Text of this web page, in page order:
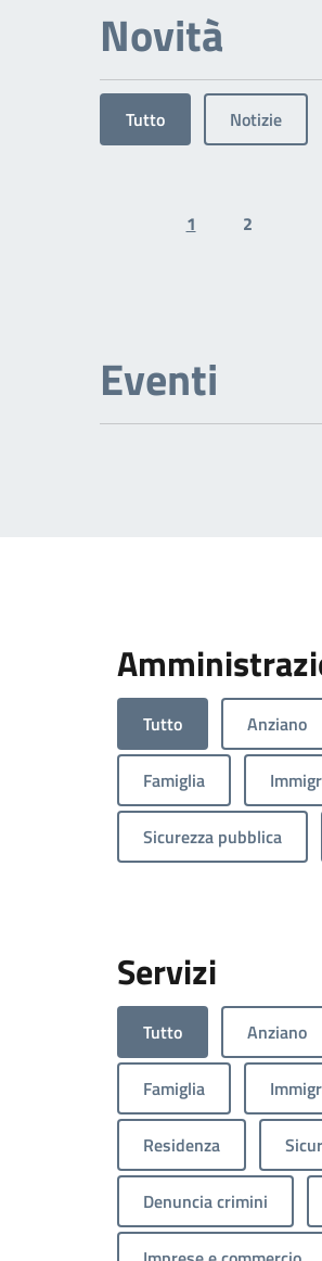
Novità
Tutto Notizie
Previous page
1 2
Eventi
Tutto Anziano
Famiglia
Sicurezza pubblica
Servizi
Tutto Anziano
Famiglia
Residenza
Denuncia crimini